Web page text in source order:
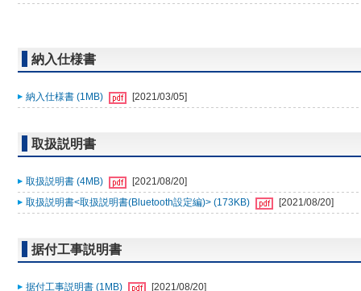
納入仕様書
納入仕様書 (1MB) [2021/03/05]
取扱説明書
取扱説明書 (4MB)
[2021/08/20]
取扱説明書<取扱説明書(Bluetooth設定編)> (173KB)
[2021/08/20]
据付工事説明書
据付工事説明書 (1MB)
[2021/08/20]